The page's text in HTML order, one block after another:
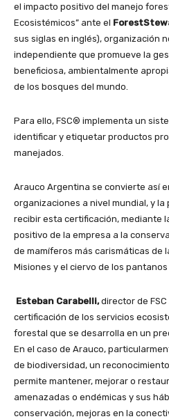
el impacto positivo del manejo
Ecosistémicos” ante el
sus siglas en inglés), organización
independiente que promueve la
beneficiosa, ambientalmente
de los bosques del mundo.
Para ello, FSC® implementa un
identificar y etiquetar productos
manejados.
Arauco Argentina se convierte así
organizaciones a nivel mundial, y la
recibir esta certificación, mediante
positivo de la empresa a la
de mamíferos más carismáticas de
Misiones y el ciervo de los
Esteban Carabelli,director de FSC
certificación de los servicios
forestal que se desarrolla en un
En el caso de Arauco,
de biodiversidad, un
permite mantener, mejorar o
amenazadas o endémicas y sus
conservación, mejoras en la